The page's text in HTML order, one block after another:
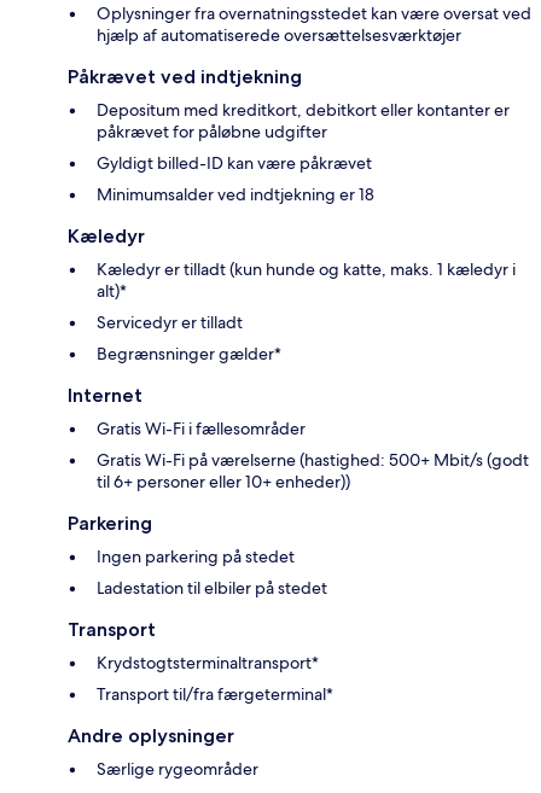
Oplysninger fra overnatningsstedet kan være oversat ved
hjælp af automatiserede oversættelsesværktøjer
Påkrævet ved indtjekning
Depositum med kreditkort, debitkort eller kontanter er
påkrævet for påløbne udgifter
Gyldigt billed-ID kan være påkrævet
Minimumsalder ved indtjekning er 18
Kæledyr
Kæledyr er tilladt (kun hunde og katte, maks. 1 kæledyr i
alt)*
Servicedyr er tilladt
Begrænsninger gælder*
Internet
Gratis Wi-Fi i fællesområder
Gratis Wi-Fi på værelserne (hastighed: 500+ Mbit/s (godt
til 6+ personer eller 10+ enheder))
Parkering
Ingen parkering på stedet
Ladestation til elbiler på stedet
Transport
Krydstogtsterminaltransport*
Transport til/fra færgeterminal*
Andre oplysninger
Særlige rygeområder